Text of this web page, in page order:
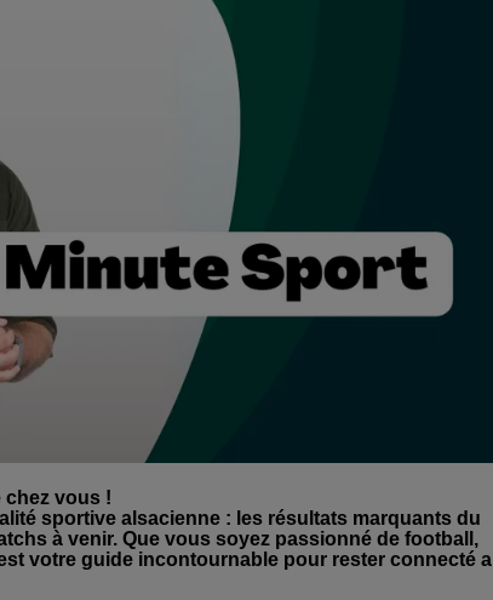
chez vous !
sportive alsacienne : les résultats marquants du
à venir. Que vous soyez passionné de football,
votre guide incontournable pour rester connecté